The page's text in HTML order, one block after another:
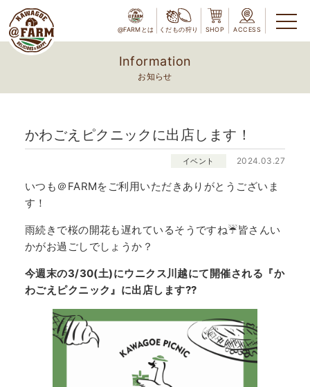
@FARMとは くだもの狩り SHOP ACCESS
Information
お知らせ
かわごえピクニックに出店します！
イベント 2024.03.27
いつも＠FARMをご利用いただきありがとうございま
す！
雨続きで桜の開花も遅れているそうですね☔️皆さんい
かがお過ごしでしょうか？
今週末の3/30(土)にウニクス川越にて開催される『か
わごえピクニック』に出店します??